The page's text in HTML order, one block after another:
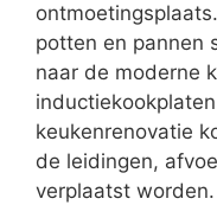
potten en pannen
naar de moderne
keukenrenovatie
de leidingen,
verplaatst